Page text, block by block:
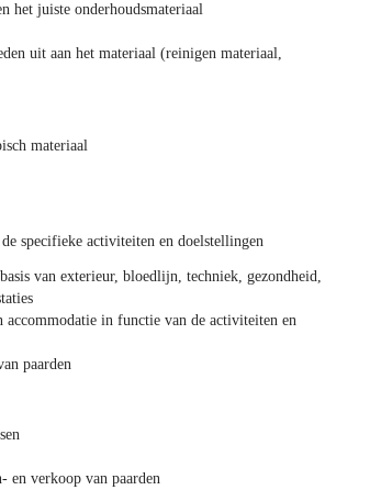
het juiste onderhoudsmateriaal
uit aan het materiaal (reinigen materiaal,
materiaal
specifieke activiteiten en doelstellingen
van exterieur, bloedlijn, techniek, gezondheid,
accommodatie in functie van de activiteiten en
paarden
en verkoop van paarden